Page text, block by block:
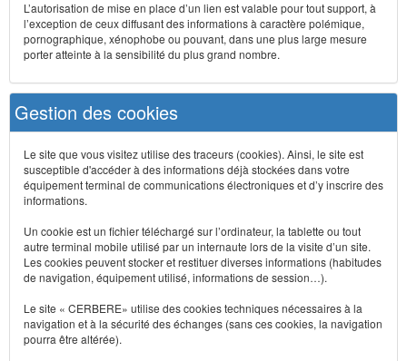
L’autorisation de mise en place d’un lien est valable pour tout support, à
l’exception de ceux diffusant des informations à caractère polémique,
pornographique, xénophobe ou pouvant, dans une plus large mesure
porter atteinte à la sensibilité du plus grand nombre.
Gestion des cookies
Le site que vous visitez utilise des traceurs (cookies). Ainsi, le site est
susceptible d'accéder à des informations déjà stockées dans votre
équipement terminal de communications électroniques et d’y inscrire des
informations.
Un cookie est un fichier téléchargé sur l’ordinateur, la tablette ou tout
autre terminal mobile utilisé par un internaute lors de la visite d’un site.
Les cookies peuvent stocker et restituer diverses informations (habitudes
de navigation, équipement utilisé, informations de session…).
Le site « CERBERE» utilise des cookies techniques nécessaires à la
navigation et à la sécurité des échanges (sans ces cookies, la navigation
pourra être altérée).